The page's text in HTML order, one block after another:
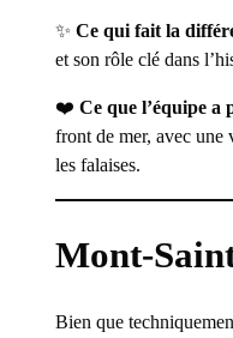
✨Ce qui fait la
et son rôle clé dans
❤️Ce que l’équipe a
front de mer, avec
les falaises.
Mont-
Bien que